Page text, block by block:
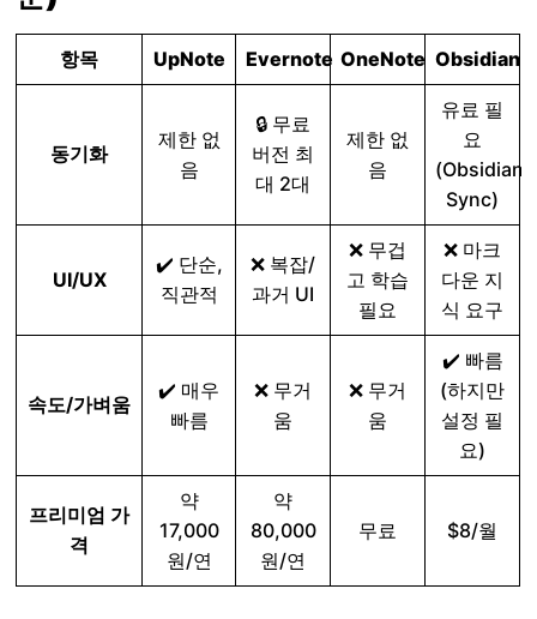
항목 UpNote Evernote OneNote Obsidian
동기화
제한 없
음
🔒 무료
버전 최
대 2대
제한 없
음
유료 필
요
(Obsidian
Sync)
UI/UX
✔️ 단순,
직관적
❌ 복잡/
과거 UI
❌ 무겁
고 학습
필요
❌ 마크
다운 지
식 요구
속도/가벼움
✔️ 매우
빠름
❌ 무거
움
❌ 무거
움
✔️ 빠름
(하지만
설정 필
요)
프리미엄 가
격
약
17,000
원/연
약
80,000
원/연
무료 $8/월